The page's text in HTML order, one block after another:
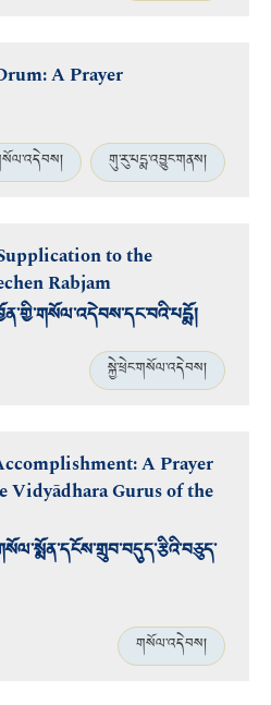
A Prayer
གུ་རུ་པདྨ་འབྱུང་གནས།
to the
Rabjam
སྐྱེ་ཕྲེང་གསོལ་འདེབས།
A Prayer
Vidyādhara Gurus of the
གསོལ་འདེབས།